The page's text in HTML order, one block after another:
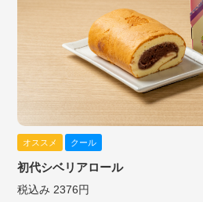
オススメ クール
初代シベリアロール
税込み 2376円